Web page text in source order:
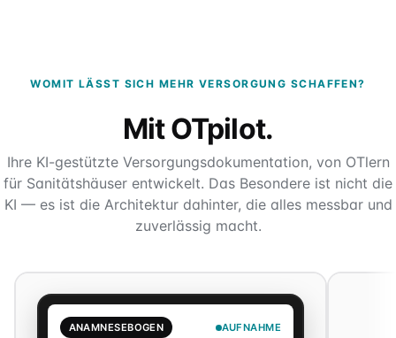
WOMIT LÄSST SICH MEHR VERSORGUNG SCHAFFEN?
Mit OTpilot.
Ihre KI-gestützte Versorgungsdokumentation, von OTlern
für Sanitätshäuser entwickelt. Das Besondere ist nicht die
KI — es ist die Architektur dahinter, die alles messbar und
zuverlässig macht.
ANAMNESEBOGEN AUFNAHME